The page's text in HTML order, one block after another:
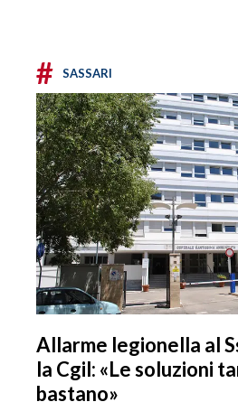
# SASSARI
Allarme legionella al
la Cgil: «Le soluzioni
bastano»